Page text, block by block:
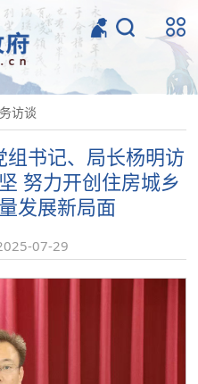
访谈
书记、局长杨明访
努力开创住房城乡
发展新局面
07-29